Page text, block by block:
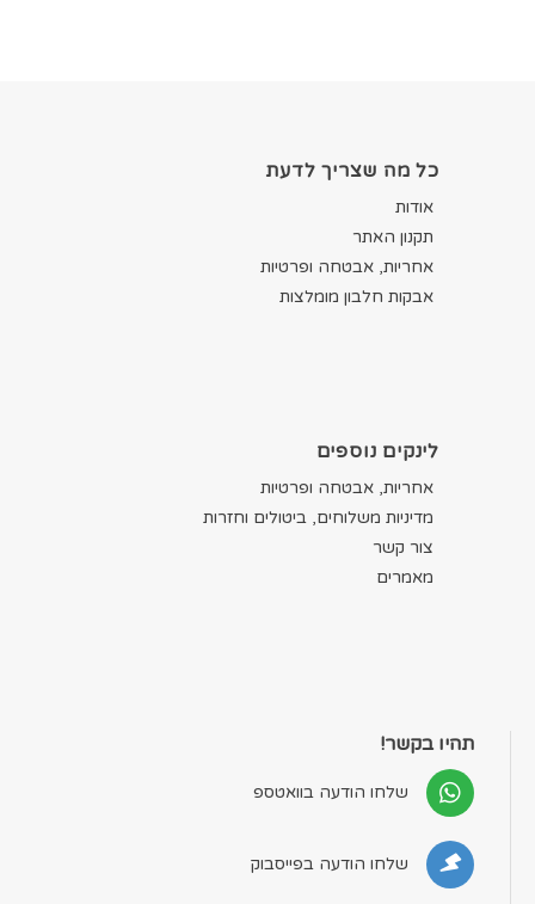
כל מה שצריך לדעת
אודות
תקנון האתר
אחריות, אבטחה ופרטיות
אבקות חלבון מומלצות
לינקים נוספים
אחריות, אבטחה ופרטיות
מדיניות משלוחים, ביטולים וחזרות
צור קשר
מאמרים
תהיו בקשר!
שלחו הודעה בוואטספ
שלחו הודעה בפייסבוק